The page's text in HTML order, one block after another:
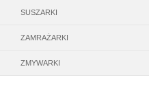
SUSZARKI
ZAMRAŻARKI
ZMYWARKI